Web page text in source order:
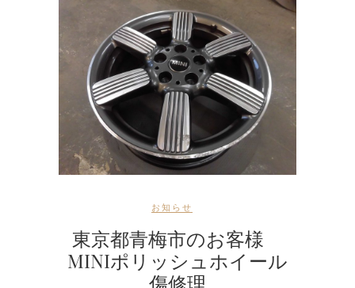
お知らせ
東京都青梅市のお客様
MINIポリッシュホイール
傷修理